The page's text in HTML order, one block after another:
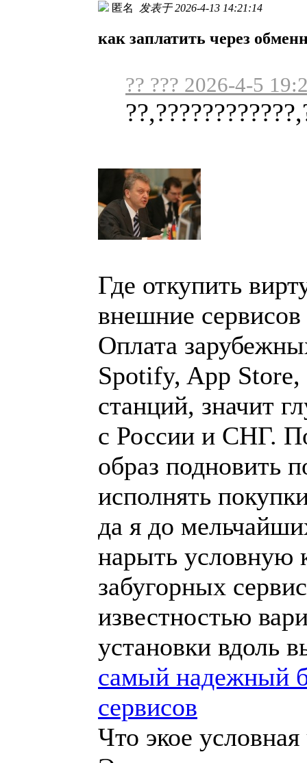
匿名 发表于 2026-4-13 14:21:14
как заплатить через
?? ??? 2026-4-5
Где откупить
внешние
Оплата
Spotify, App
станций, значит
с России и СНГ.
образ подновить
исполнять
да я до
нарыть условную
забугорных
известностью
установки вдоль
самый надежный
сервисов
Что экое